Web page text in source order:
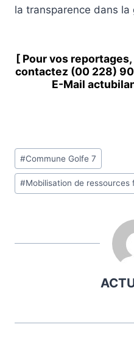
la transparence dans
[ Pour vos
contactez (00 228)
E-Mail
Étiquettes
de
la
#Commune Golfe 7
#Mobilisation de ressources